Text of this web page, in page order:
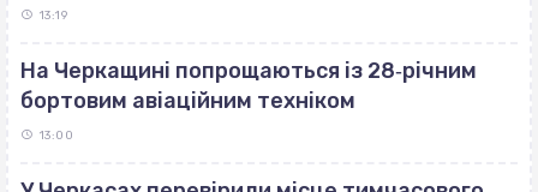
13:19
На Черкащині попрощаються із 28‐річним
бортовим авіаційним техніком
13:00